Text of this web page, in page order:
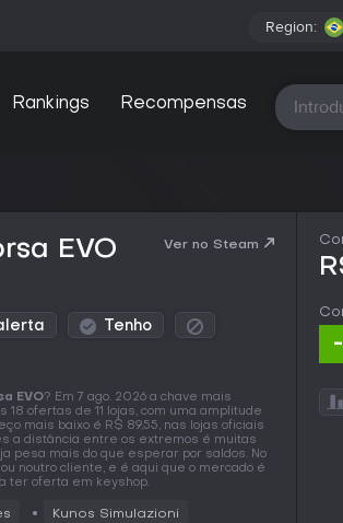
Region:
Rankings Recompensas Todas
EVO
Ver no Steam
Tenho
EVO? Em 7 ago. 2026 a chave mais
18 ofertas de 11 lojas, com uma amplitude
mais baixo é R$ 89,55, nas lojas oficiais
a distância entre os extremos é muitas
pesa mais do que esperar por saldos. No
noutro cliente, e é aqui que o mercado é
ter oferta em keyshop.
Kunos Simulazioni